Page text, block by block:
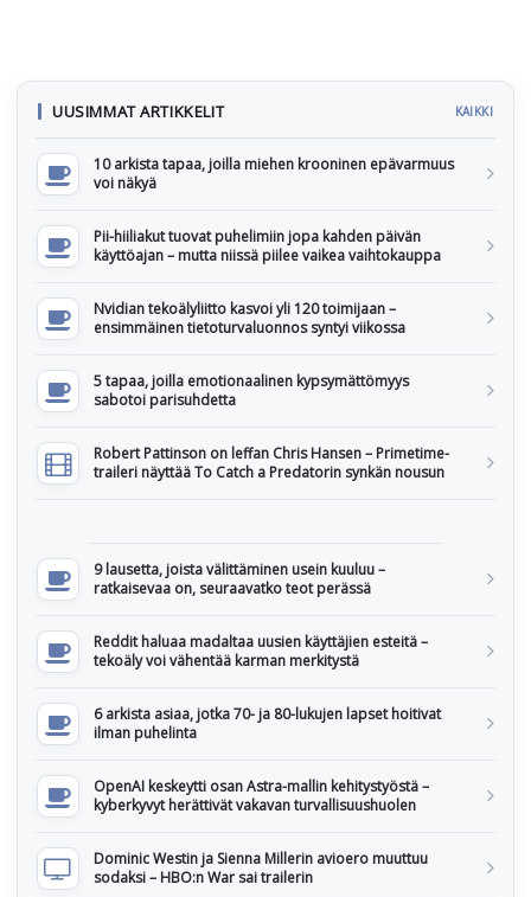
UUSIMMAT ARTIKKELIT KAIKKI
10 arkista tapaa, joilla miehen krooninen epävarmuus
voi näkyä
Pii-hiiliakut tuovat puhelimiin jopa kahden päivän
käyttöajan – mutta niissä piilee vaikea vaihtokauppa
Nvidian tekoälyliitto kasvoi yli 120 toimijaan –
ensimmäinen tietoturvaluonnos syntyi viikossa
5 tapaa, joilla emotionaalinen kypsymättömyys
sabotoi parisuhdetta
Robert Pattinson on leffan Chris Hansen – Primetime-
traileri näyttää To Catch a Predatorin synkän nousun
9 lausetta, joista välittäminen usein kuuluu –
ratkaisevaa on, seuraavatko teot perässä
Reddit haluaa madaltaa uusien käyttäjien esteitä –
tekoäly voi vähentää karman merkitystä
6 arkista asiaa, jotka 70- ja 80-lukujen lapset hoitivat
ilman puhelinta
OpenAI keskeytti osan Astra-mallin kehitystyöstä –
kyberkyvyt herättivät vakavan turvallisuushuolen
Dominic Westin ja Sienna Millerin avioero muuttuu
sodaksi – HBO:n War sai trailerin